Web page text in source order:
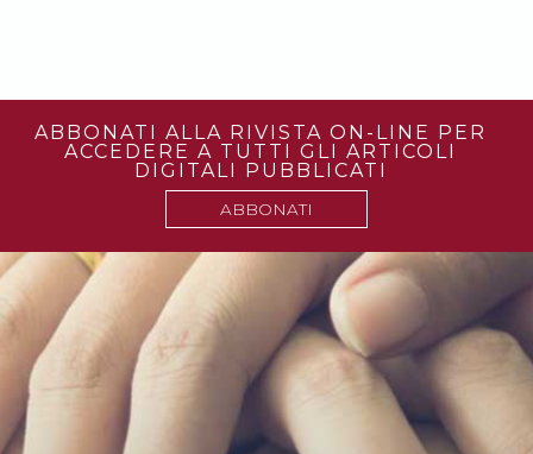
ABBONATI ALLA RIVISTA ON-LINE PER
ACCEDERE A TUTTI GLI ARTICOLI
DIGITALI PUBBLICATI
ABBONATI